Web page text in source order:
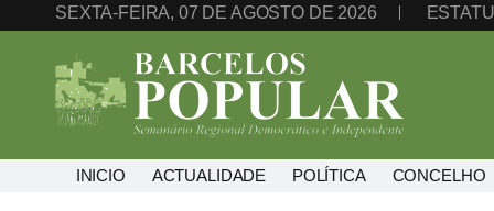
SEXTA-FEIRA, 07 DE AGOSTO DE 2026
INICIO ACTUALIDADE POLÍTICA CONCELHO